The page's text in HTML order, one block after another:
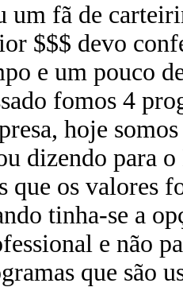
um fã de
$$$ devo
e um pouco
fomos 4
hoje
dizendo para
que os valores
tinha-se a
e não
que são